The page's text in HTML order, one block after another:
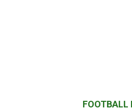
FOOTBALL